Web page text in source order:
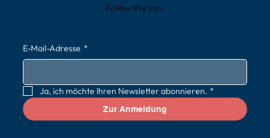
Follow the sun.
E-Mail-Adresse *
Ja, ich möchte Ihren Newsletter abonnieren. *
Zur Anmeldung